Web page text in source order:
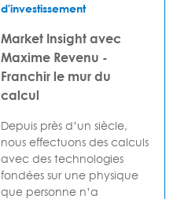
d'investissement
Market Insight avec
Maxime Revenu -
Franchir le mur du
calcul
Depuis près d’un siècle,
nous effectuons des calculs
avec des technologies
fondées sur une physique
que personne n’a